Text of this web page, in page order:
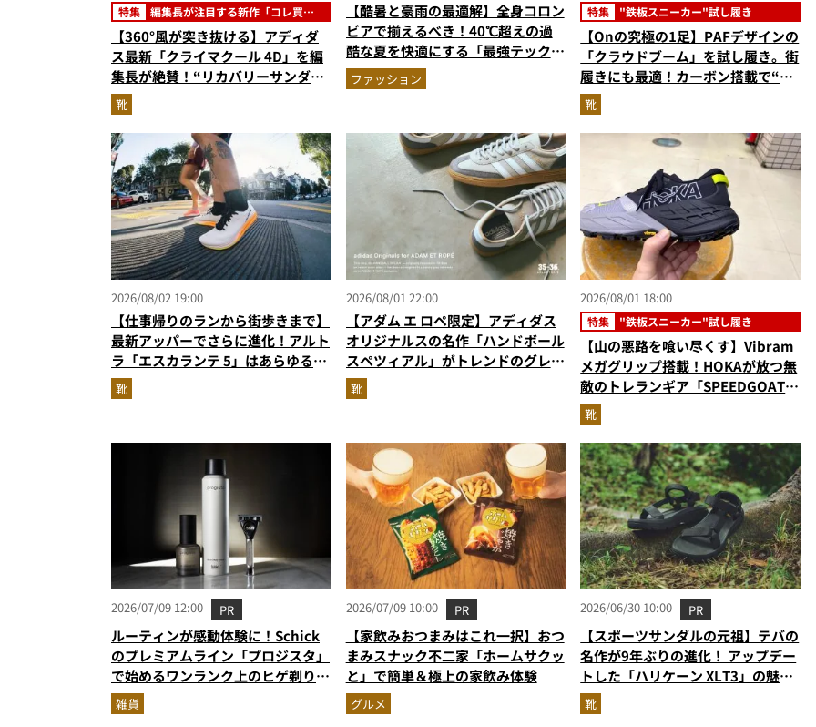
特集
編集長が注目する新作「コレ買い
です」
【360°風が突き抜ける】アディダ
ス最新「クライマクール 4D」を編
集長が絶賛！“リカバリーサンダル
級に快適”な3Dプリントスニーカー
『コレ買いです』Vol.173
靴
【酷暑と豪雨の最適解】全身コロン
ビアで揃えるべき！40℃超えの過
酷な夏を快適にする「最強テックウ
エア」セットアップ
ファッション
特集 "鉄板スニーカー"試し履き
【Onの究極の1足】PAFデザインの
「クラウドブーム」を試し履き。街
履きにも最適！カーボン搭載で“走
れるハイテク靴”の最高峰
靴
2026/08/02 19:00
【仕事帰りのランから街歩きまで】
最新アッパーでさらに進化！アルト
ラ「エスカランテ 5」はあらゆるシ
ーンに寄り添う大人の相棒だ
靴
2026/08/01 22:00
【アダム エ ロペ限定】アディダス
オリジナルスの名作「ハンドボール
スペツィアル」がトレンドのグレー
に！
靴
2026/08/01 18:00
特集 "鉄板スニーカー"試し履き
【山の悪路を喰い尽くす】Vibram
メガグリップ搭載！HOKAが放つ無
敵のトレランギア「SPEEDGOAT
7」をエディターが試し履き
靴
2026/07/09 12:00 PR
ルーティンが感動体験に！Schick
のプレミアムライン「プロジスタ」
で始めるワンランク上のヒゲ剃り習
慣
雑貨
2026/07/09 10:00 PR
【家飲みおつまみはこれ一択】おつ
まみスナック不二家「ホームサクッ
と」で簡単＆極上の家飲み体験
グルメ
2026/06/30 10:00 PR
【スポーツサンダルの元祖】テバの
名作が9年ぶりの進化！ アップデー
トした「ハリケーン XLT3」の魅力
を識者があらゆる角度から徹底解
説！
靴